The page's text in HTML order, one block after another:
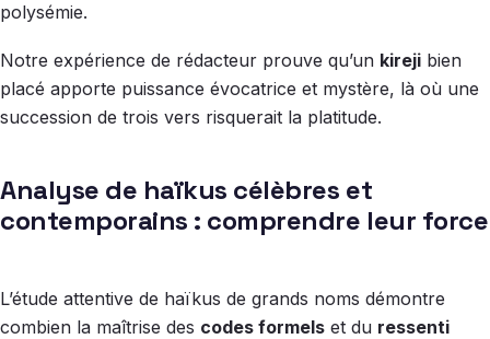
polysémie.
Notre expérience de rédacteur prouve qu’un kireji bien
placé apporte puissance évocatrice et mystère, là où une
succession de trois vers risquerait la platitude.
Analyse de haïkus célèbres et
contemporains : comprendre leur force
L’étude attentive de haïkus de grands noms démontre
combien la maîtrise des codes formels et du ressenti